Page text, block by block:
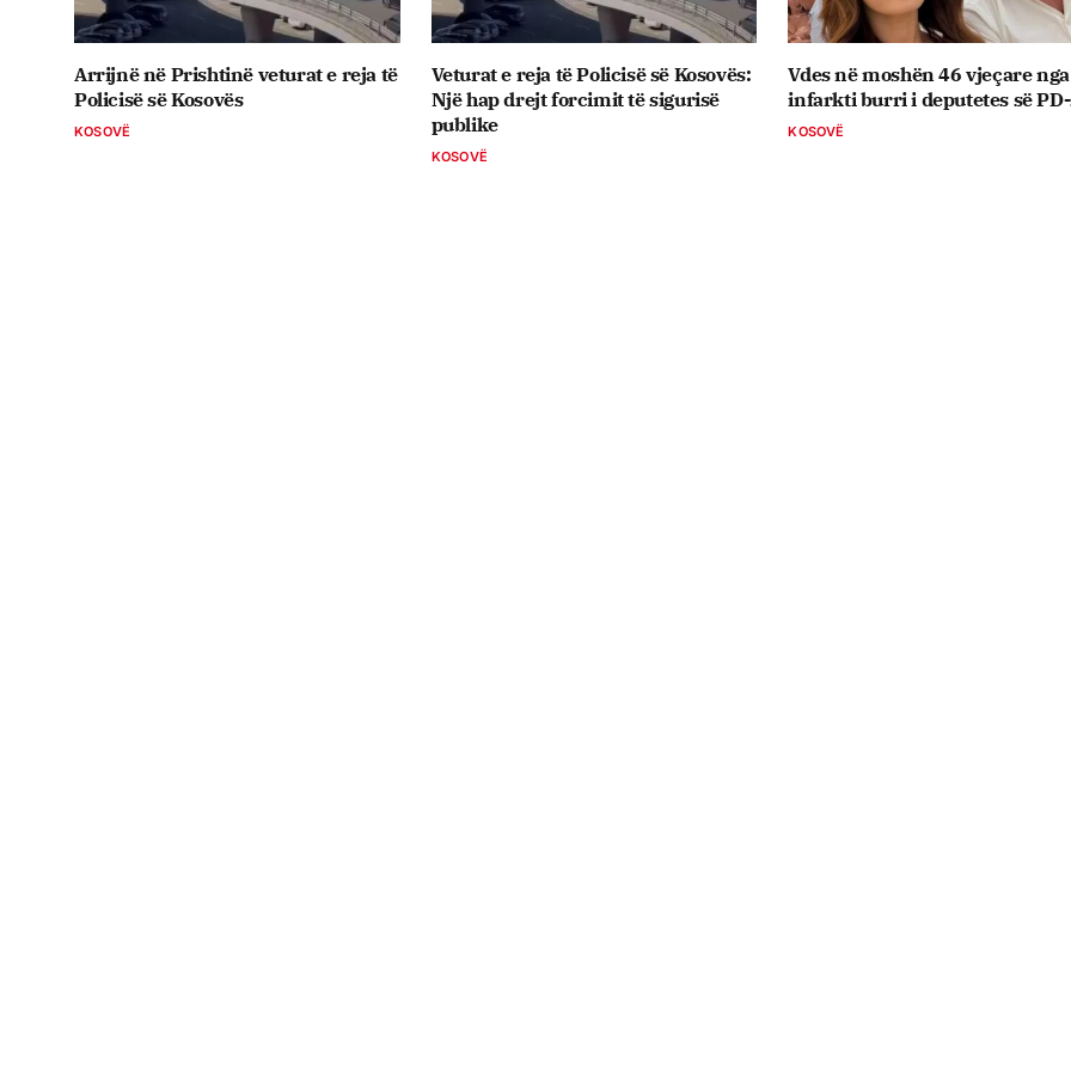
Arrijnë në Prishtinë veturat e reja të
Policisë së Kosovës
KOSOVË
Veturat e reja të Policisë së Kosovës:
Një hap drejt forcimit të sigurisë
publike
KOSOVË
Vdes në moshën 46 vjeçare nga
infarkti burri i deputetes së
KOSOVË